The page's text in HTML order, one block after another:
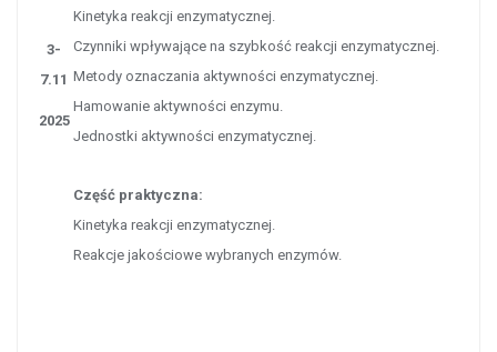
3-
7.11
2025
Kinetyka reakcji enzymatycznej.
Czynniki wpływające na szybkość reakcji enzymatycznej.
Metody oznaczania aktywności enzymatycznej.
Hamowanie aktywności enzymu.
Jednostki aktywności enzymatycznej.
Część praktyczna:
Kinetyka reakcji enzymatycznej.
Reakcje jakościowe wybranych enzymów.